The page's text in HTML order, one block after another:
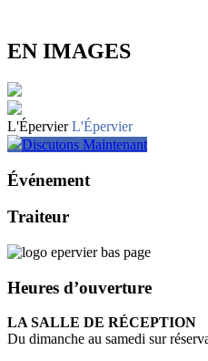
EN IMAGES
L'Épervier L'Épervier
Discutons Maintenant
Événement
Traiteur
Heures d’ouverture
LA SALLE DE RÉCEPTION
Du dimanche au samedi sur